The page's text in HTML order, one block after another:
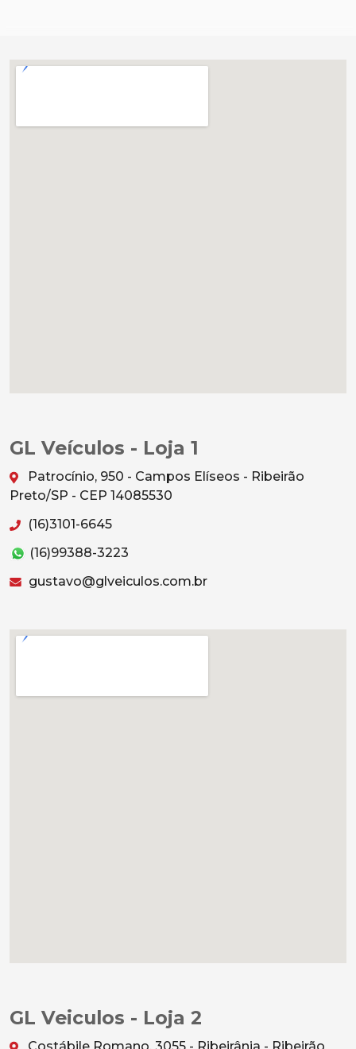
GL Veículos - Loja 1
Patrocínio, 950 - Campos Elíseos - Ribeirão
Preto/SP - CEP 14085530
(16)3101-6645
(16)99388-3223
gustavo@glveiculos.com.br
GL Veiculos - Loja 2